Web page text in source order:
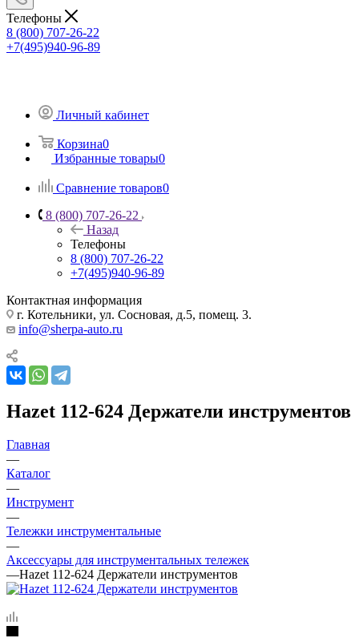
Телефоны
8 (800) 707-26-22
+7(495)940-96-89
Личный кабинет
Корзина0
Избранные товары0
Сравнение товаров0
8 (800) 707-26-22
Назад
Телефоны
8 (800) 707-26-22
+7(495)940-96-89
Контактная информация
г. Котельники, ул. Сосновая, д.5, помещ. 3.
info@sherpa-auto.ru
Hazet 112-624 Держатели инструментов
Главная
—
Каталог
—
Инструмент
—
Тележки инструментальные
—
Аксессуары для инструментальных тележек
—Hazet 112-624 Держатели инструментов